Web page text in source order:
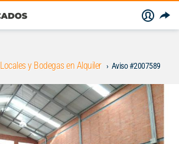
Locales y Bodegas en Alquiler Aviso #2007589